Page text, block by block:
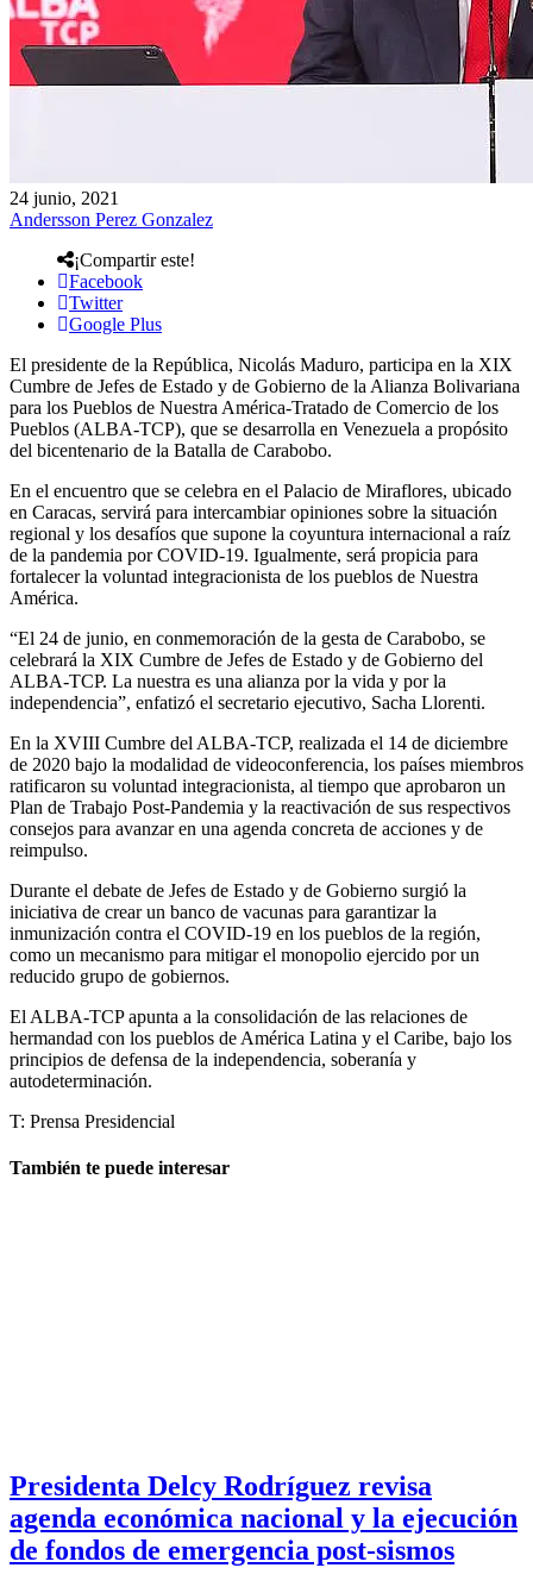
24 junio, 2021
Andersson Perez Gonzalez
¡Compartir este!
Facebook
Twitter
Google Plus
El presidente de la República, Nicolás Maduro, participa en la XIX
Cumbre de Jefes de Estado y de Gobierno de la Alianza Bolivariana
para los Pueblos de Nuestra América-Tratado de Comercio de los
Pueblos (ALBA-TCP), que se desarrolla en Venezuela a propósito
del bicentenario de la Batalla de Carabobo.
En el encuentro que se celebra en el Palacio de Miraflores, ubicado
en Caracas, servirá para intercambiar opiniones sobre la situación
regional y los desafíos que supone la coyuntura internacional a raíz
de la pandemia por COVID-19. Igualmente, será propicia para
fortalecer la voluntad integracionista de los pueblos de Nuestra
América.
“El 24 de junio, en conmemoración de la gesta de Carabobo, se
celebrará la XIX Cumbre de Jefes de Estado y de Gobierno del
ALBA-TCP. La nuestra es una alianza por la vida y por la
independencia”, enfatizó el secretario ejecutivo, Sacha Llorenti.
En la XVIII Cumbre del ALBA-TCP, realizada el 14 de diciembre
de 2020 bajo la modalidad de videoconferencia, los países miembros
ratificaron su voluntad integracionista, al tiempo que aprobaron un
Plan de Trabajo Post-Pandemia y la reactivación de sus respectivos
consejos para avanzar en una agenda concreta de acciones y de
reimpulso.
Durante el debate de Jefes de Estado y de Gobierno surgió la
iniciativa de crear un banco de vacunas para garantizar la
inmunización contra el COVID-19 en los pueblos de la región,
como un mecanismo para mitigar el monopolio ejercido por un
reducido grupo de gobiernos.
El ALBA-TCP apunta a la consolidación de las relaciones de
hermandad con los pueblos de América Latina y el Caribe, bajo los
principios de defensa de la independencia, soberanía y
autodeterminación.
T: Prensa Presidencial
También te puede interesar
Presidenta Delcy Rodríguez revisa
agenda económica nacional y la ejecución
de fondos de emergencia post-sismos